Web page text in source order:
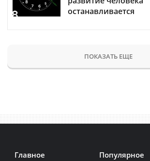
останавливается
ПОКАЗАТЬ ЕЩЕ
Главное Популярное